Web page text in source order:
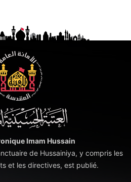
Imam Hussain
de Hussainiya, y compris les
et les directives, est publié.